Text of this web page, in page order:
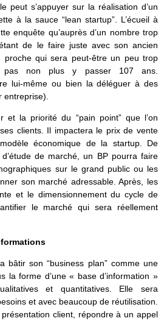
peut s’appuyer sur la réalisation d’un
à la sauce “lean startup”. L’écueil à
enquête qu’auprès d’un nombre trop
de le faire juste avec son ancien
proche qui sera peut-être un peu trop
pas non plus y passer 107 ans.
lui-même ou bien la déléguer à des
entreprise).
et la priorité du “pain point” que l’on
clients. Il impactera le prix de vente
économique de la startup. De
de marché, un BP pourra faire
sur le grand public ou les
son marché adressable. Après, les
et le dimensionnement du cycle de
le marché qui sera réellement
bâtir son “business plan” comme une
la forme d’une « base d’information »
et quantitatives. Elle sera
et avec beaucoup de réutilisation.
client, répondre à un appel